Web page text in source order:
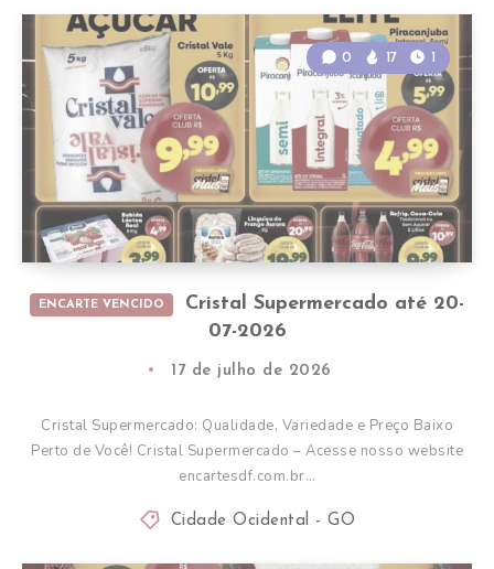
ENCARTE VENCIDO
Cristal Supermercado até 20-
07-2026
0 17 1
17 de julho de 2026
Cristal Supermercado: Qualidade, Variedade e Preço Baixo
Perto de Você! Cristal Supermercado – Acesse nosso website
encartesdf.com.br…
Cidade Ocidental - GO